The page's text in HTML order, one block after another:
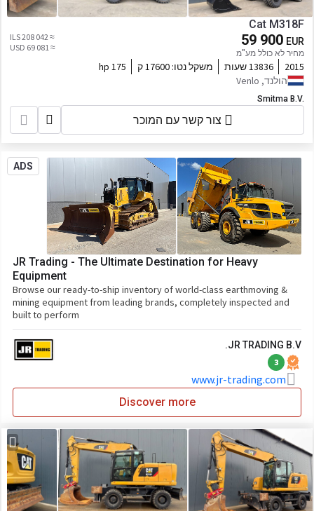
Cat M318F
59 900 EUR
מחיר לא כולל מע"מ
≈ 208 042 ILS
≈ 69 081 USD
2015 13836 שעות משקל נטו: 17600 ק
175 hp
הולנד, Venlo
Smitma B.V.
צור קשר עם המוכר
ADS
JR Trading - The Ultimate Destination for Heavy
Equipment
Browse our ready-to-ship inventory of world-class earthmoving &
mining equipment from leading brands, completely inspected and
built to perform
JR TRADING B.V.
3
www.jr-trading.com
Discover more